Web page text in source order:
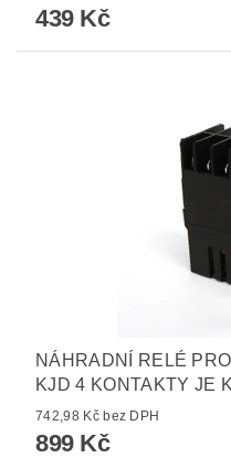
439 Kč
NÁHRADNÍ RELÉ
KJD 4 KONTAKTY JE
742,98 Kč bez DPH
899 Kč